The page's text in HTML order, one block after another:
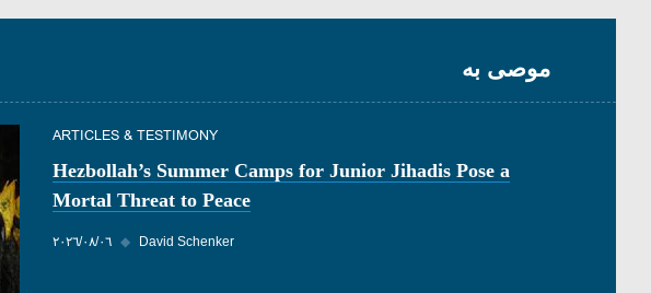
موصى به
ARTICLES & TESTIMONY
Hezbollah’s Summer Camps for Junior Jihadis Pose a
Mortal Threat to Peace
٠٦‏/٠٨‏/٢٠٢٦ ◆ David Schenker